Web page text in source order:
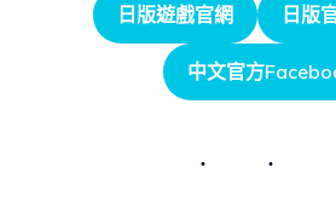
日版遊戲官網 日版
中文官方